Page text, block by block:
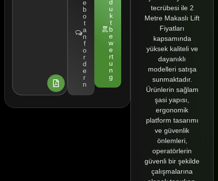
e
b
o
t
a
n
f
o
r
d
e
r
n
d
u
k
t
b
e
w
e
rt
u
n
g
tecrübesi ile 2
Metre Makaslı Lift
Fiyatları
kapsamında
yüksek kaliteli ve
dayanıklı
modelleri satışa
sunmaktadır.
Ürünlerin sağlam
şasi yapısı,
ergonomik
platform tasarımı
ve güvenlik
önlemleri,
operatörlerin
güvenli bir şekilde
çalışmalarına